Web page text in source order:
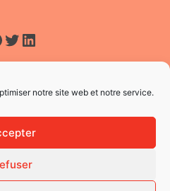
notre site web et notre service.
Twitter
LinkedIn
à Ges